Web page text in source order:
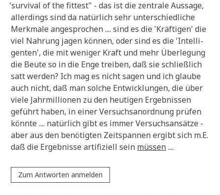
'sur­vi­val of the fit­test" - das ist die zen­tra­le Aus­sa­ge,
aller­dings sind da natür­lich sehr unter­schied­li­che
Merk­ma­le ange­spro­chen .... sind es die 'Kräf­ti­gen' die
viel Nah­rung jagen kön­nen, oder sind es die 'Intel­li­
gen­ten', die mit weni­ger Kraft und mehr Über­le­gung
die Beu­te so in die Enge trei­ben, daß sie schließ­lich
satt wer­den? Ich mag es nicht sagen und ich glau­be
auch nicht, daß man sol­che Ent­wick­lun­gen, die über
vie­le Jahr­mil­lio­nen zu den heu­ti­gen Ergeb­nis­sen
geführt haben, in einer Ver­suchs­an­ord­nung prü­fen
könn­te .... natür­lich gibt es immer Ver­suchs­an­sät­ze -
aber aus den benö­tig­ten Zeit­span­nen ergibt sich m.E.
daß die Ergeb­nis­se arti­fi­zi­ell sein müs­sen....
Zum Antworten anmelden